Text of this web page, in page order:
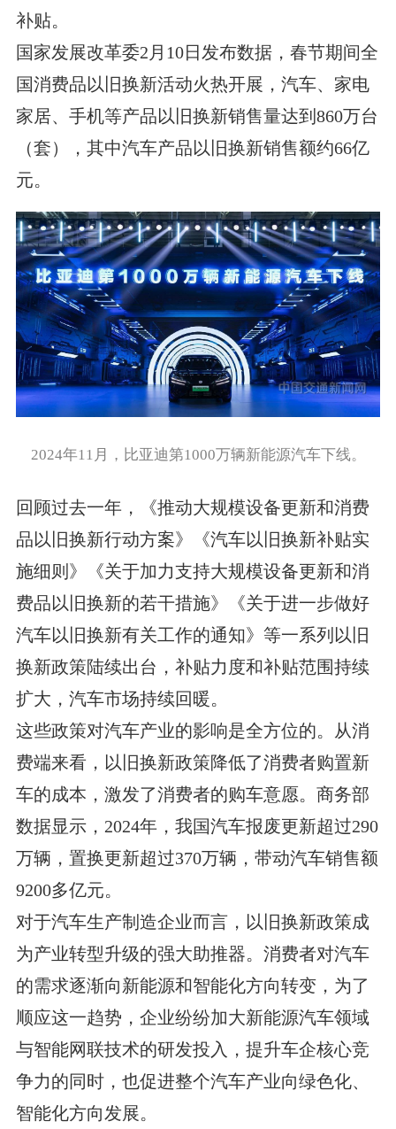
补贴。
国家发展改革委2月10日发布数据，春节期间全
国消费品以旧换新活动火热开展，汽车、家电
家居、手机等产品以旧换新销售量达到860万台
（套），其中汽车产品以旧换新销售额约66亿
元。
2024年11月，比亚迪第1000万辆新能源汽车下线。
回顾过去一年，《推动大规模设备更新和消费
品以旧换新行动方案》《汽车以旧换新补贴实
施细则》《关于加力支持大规模设备更新和消
费品以旧换新的若干措施》《关于进一步做好
汽车以旧换新有关工作的通知》等一系列以旧
换新政策陆续出台，补贴力度和补贴范围持续
扩大，汽车市场持续回暖。
这些政策对汽车产业的影响是全方位的。从消
费端来看，以旧换新政策降低了消费者购置新
车的成本，激发了消费者的购车意愿。商务部
数据显示，2024年，我国汽车报废更新超过290
万辆，置换更新超过370万辆，带动汽车销售额
9200多亿元。
对于汽车生产制造企业而言，以旧换新政策成
为产业转型升级的强大助推器。消费者对汽车
的需求逐渐向新能源和智能化方向转变，为了
顺应这一趋势，企业纷纷加大新能源汽车领域
与智能网联技术的研发投入，提升车企核心竞
争力的同时，也促进整个汽车产业向绿色化、
智能化方向发展。